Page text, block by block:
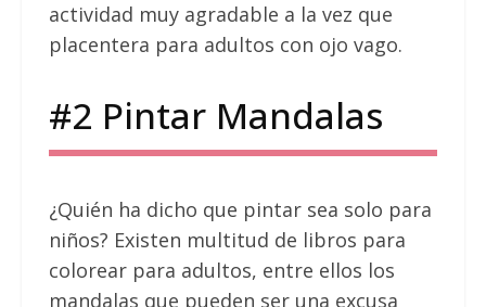
actividad muy agradable a la vez que
placentera para adultos con ojo vago.
#2 Pintar Mandalas
¿Quién ha dicho que pintar sea solo para
niños? Existen multitud de libros para
colorear para adultos, entre ellos los
mandalas que pueden ser una excusa